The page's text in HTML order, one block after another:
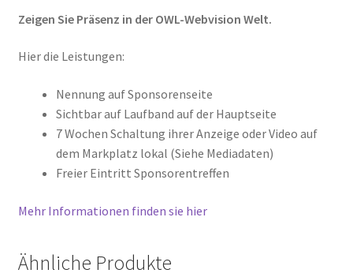
Zeigen Sie Präsenz in der OWL-Webvision Welt.
Hier die Leistungen:
Nennung auf Sponsorenseite
Sichtbar auf Laufband auf der Hauptseite
7 Wochen Schaltung ihrer Anzeige oder Video auf
dem Markplatz lokal (Siehe Mediadaten)
Freier Eintritt Sponsorentreffen
Mehr Informationen finden sie hier
Ähnliche Produkte